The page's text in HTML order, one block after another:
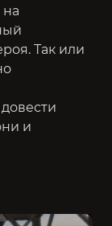
на
Так или
и